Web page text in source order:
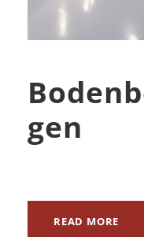
gen
READ MORE